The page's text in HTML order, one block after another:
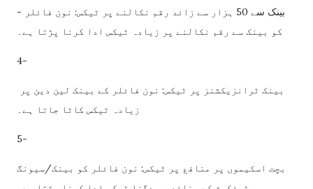
- بینک سے 50 ہزار سے زائد رقم نکالنے پر ٹیکس: نون فائلر
کو بینک سے رقم نکالنے پر زیادہ ٹیکس ادا کرنا پڑتا ہے۔
4-
زیادہ ٹیکس کاٹا جاتا ہے۔
5-
بچت اسکیموں پر منافع پر ٹیکس: نون فائلر کو بینک/سیونگ